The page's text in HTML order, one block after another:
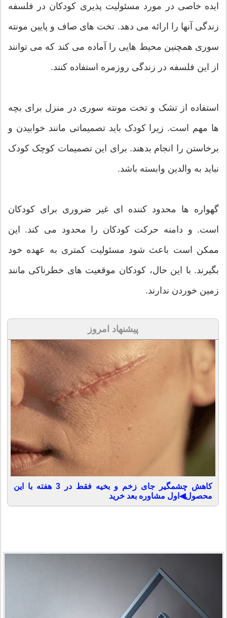
ایده خاصی در مورد مسئولیت پذیری کودکان در فلسفه
زندگی آنها را ارائه می دهد. تخت های صاف و پایین مونته
سوری همچنین محیط هایی را آماده می کند که می توانند
از این فلسفه در زندگی روزمره استفاده کنند.
استفاده از تشک و تخت مونته سوری در منزل برای بچه
ها مهم است. زیرا کودک باید تصمیماتی مانند خوابیدن و
برخاستن را انجام بدهند. برای این تصمیمات کوچک کودک
نباید به والدین وابسته باشد.
گهواره ها محدود کننده ای غیر ضروری برای کودکان
است. و دامنه حرکت کودکان را محدود می کند. این
ممکن است باعث شود مسئولیت کمتری به عهده خود
بگیرند. با این حال، کودکان موقعیت های خطرناکی مانند
زمین خوردن ندارند.
پیشنهاد امروز
کاهش چشمگیر جای زخم و بخیه فقط در 3 هفته با این
محصول◀اول مشاوره بعد خرید